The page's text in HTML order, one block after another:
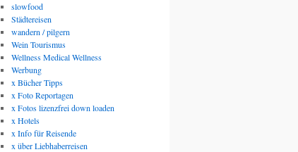
slowfood
Städtereisen
wandern / pilgern
Wein Tourismus
Wellness Medical Wellness
Werbung
x Bücher Tipps
x Foto Reportagen
x Fotos lizenzfrei down loaden
x Hotels
x Info für Reisende
x über Liebhaberreisen